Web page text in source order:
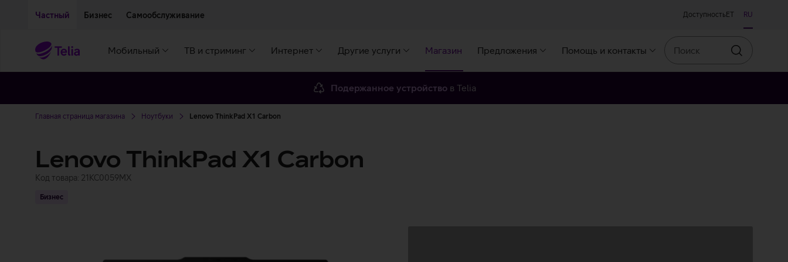
Частный Бизнес Самообслуживание Доступность ET RU
Мобильный ТВ и стриминг Интернет Другие услуги Магазин Предложения Помощь и контакты
Искать
Подержанное устройство в Telia
Главная страница магазина Ноутбуки Lenovo ThinkPad X1 Carbon
Lenovo ThinkPad X1 Carbon
Код товара: 21KC0059MX
Бизнес